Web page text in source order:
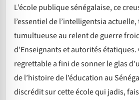
L’école publique sénégalaise, ce
l’essentiel de l’intelligentsia
tumultueuse au relent de guerre
d’Enseignants et autorités
regrettable a fini de sonner le glas
de l’histoire de l’éducation au
discrédit sur cette école qui jadis,